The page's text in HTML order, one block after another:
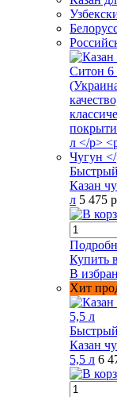
Казан
л 5 475
Купить
В
Хит
Казан
5,5 л 6